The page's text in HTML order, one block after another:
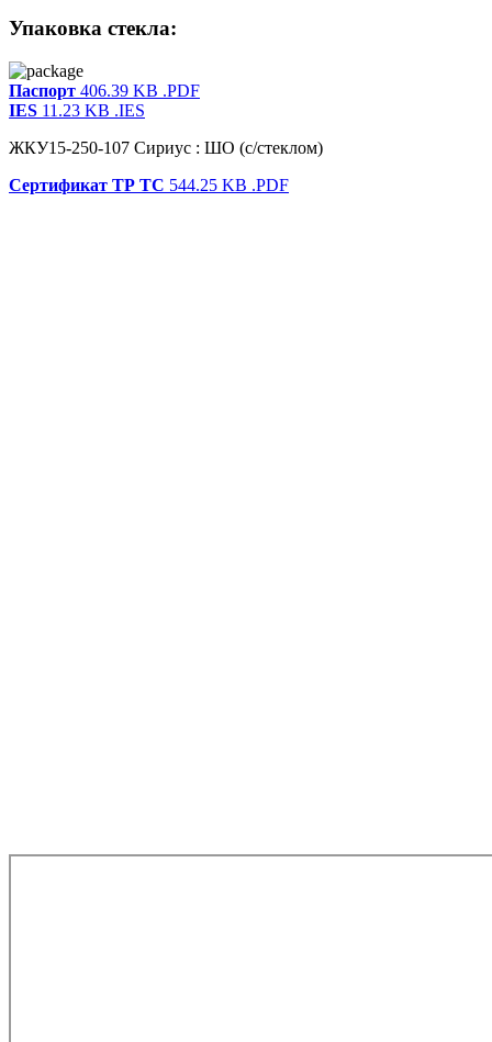
Упаковка стекла:
Паспорт 406.39 KB .PDF
IES 11.23 KB .IES
ЖКУ15-250-107 Сириус : ШО (с/стеклом)
Сертификат ТР ТС 544.25 KB .PDF